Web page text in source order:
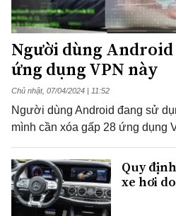
Người dùng Android
ứng dụng VPN này
Chủ nhật, 07/04/2024 | 11:52
Người dùng Android đang sử
mình cần xóa gấp 28 ứng dụng
Quy
xe hơi